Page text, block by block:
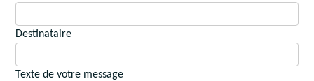
Destinataire
Texte de votre message